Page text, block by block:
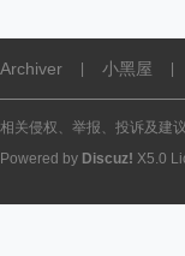
Archiver 小黑屋
相关侵权、举报、投诉及建
Powered by Discuz! X5.0